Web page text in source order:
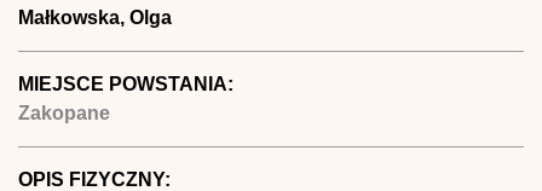
Małkowska, Olga
MIEJSCE POWSTANIA:
Zakopane
OPIS FIZYCZNY: